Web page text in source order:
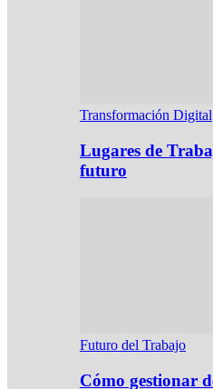
Transformación Digital
Lugares de
futuro
Futuro del Trabajo
Cómo gestionar